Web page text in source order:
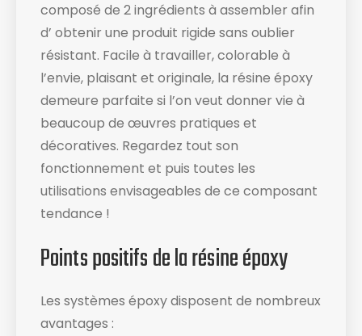
composé de 2 ingrédients à assembler afin
d’ obtenir une produit rigide sans oublier
résistant. Facile à travailler, colorable à
l’envie, plaisant et originale, la résine époxy
demeure parfaite si l’on veut donner vie à
beaucoup de œuvres pratiques et
décoratives. Regardez tout son
fonctionnement et puis toutes les
utilisations envisageables de ce composant
tendance !
Points positifs de la résine époxy
Les systèmes époxy disposent de nombreux
avantages :